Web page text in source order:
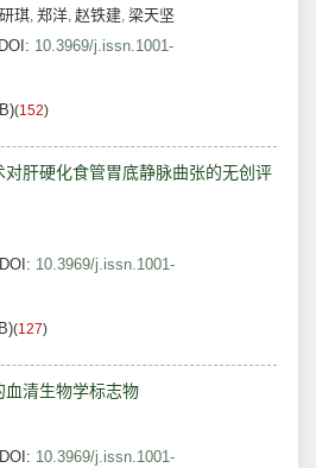
琪, 郑洋, 赵铁建, 梁天坚
DOI: 10.3969/j.issn.1001-
(152)
肝硬化食管胃底静脉曲张的无创评
DOI: 10.3969/j.issn.1001-
(127)
血清生物学标志物
DOI: 10.3969/j.issn.1001-